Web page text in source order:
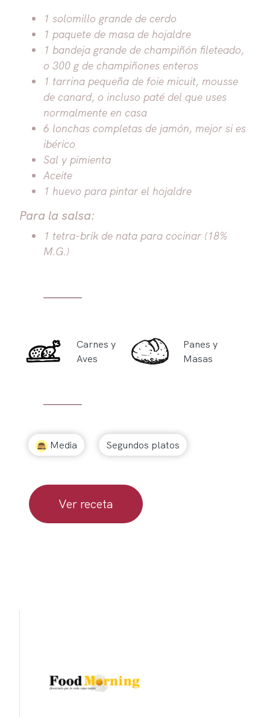
1 solomillo grande de cerdo
1 paquete de masa de hojaldre
1 bandeja grande de champiñón fileteado,
o 300 g de champiñones enteros
1 tarrina pequeña de foie micuit, mousse
de canard, o incluso paté del que uses
normalmente en casa
6 lonchas completas de jamón, mejor si es
ibérico
Sal y pimienta
Aceite
1 huevo para pintar el hojaldre
Para la salsa:
1 tetra-brik de nata para cocinar (18%
M.G.)
Carnes y
Aves
Panes y
Masas
Media Segundos platos
Ver receta